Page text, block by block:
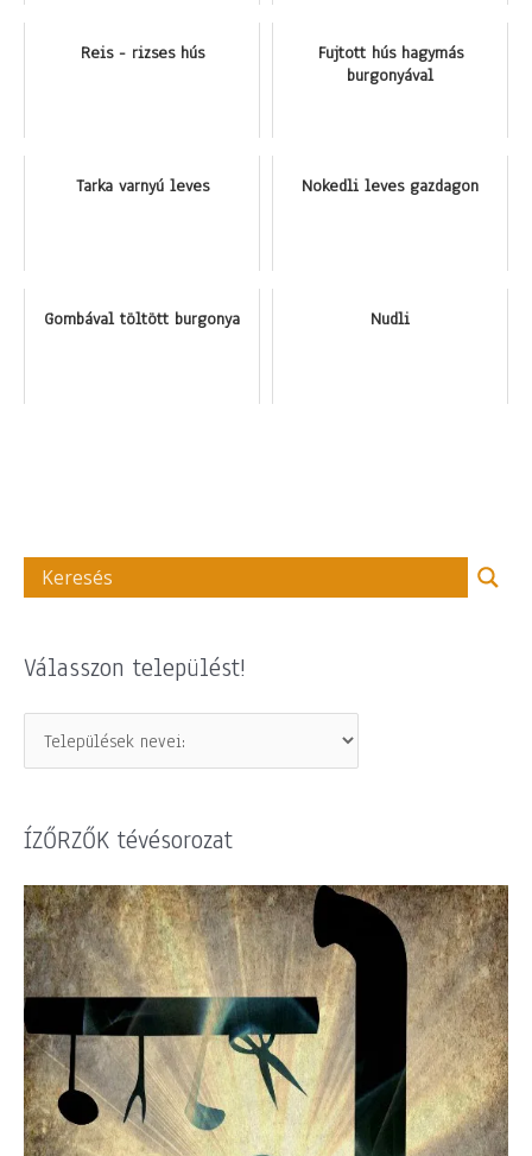
Reis - rizses hús
Fujtott hús hagymás
burgonyával
Tarka varnyú leves Nokedli leves gazdagon
Gombával töltött burgonya Nudli
Válasszon települést!
ÍZŐRZŐK tévésorozat